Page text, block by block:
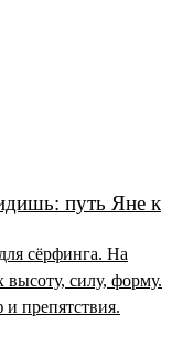
путь Яне к
сёрфинга. На
силу, форму.
препятствия.